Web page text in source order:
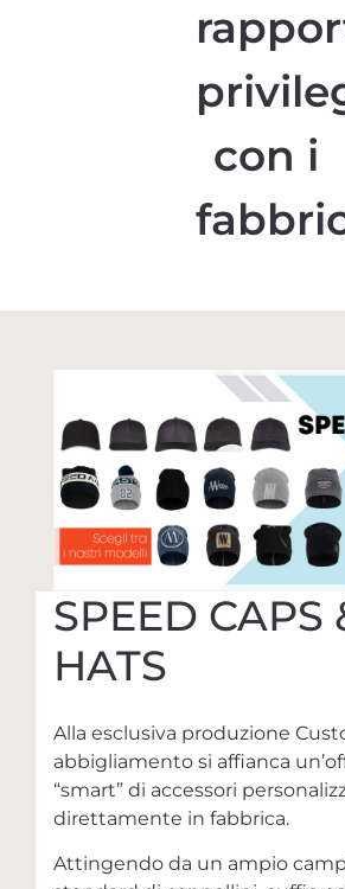
con i
SPEED CAPS
HATS
Alla esclusiva produzione
abbigliamento si affianca
“smart” di accessori
direttamente in fabbrica.
Attingendo da un ampio